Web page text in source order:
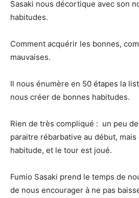
Sasaki nous décortique avec son
habitudes.
Comment acquérir les bonnes,
mauvaises.
Il nous énumère en 50 étapes la
nous créer de bonnes habitudes.
Rien de très compliqué : un peu
paraitre rébarbative au début,
habitude, et le tour est joué.
Fumio Sasaki prend le temps de
de nous encourager à ne pas